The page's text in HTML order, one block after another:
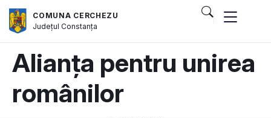
COMUNA CERCHEZU
JudețulConstanța
Alianța pentru unirea
românilor